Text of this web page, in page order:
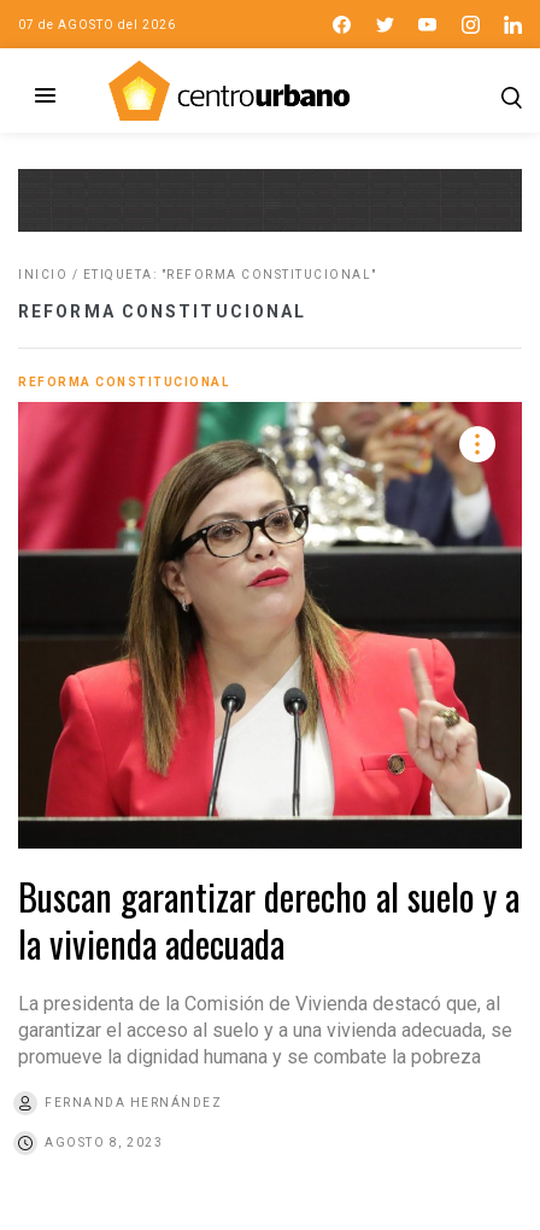
07 de AGOSTO del 2026
INICIO / ETIQUETA: "REFORMA CONSTITUCIONAL"
REFORMA CONSTITUCIONAL
REFORMA CONSTITUCIONAL
Buscan garantizar derecho al suelo y a
la vivienda adecuada
La presidenta de la Comisión de Vivienda destacó que, al
garantizar el acceso al suelo y a una vivienda adecuada, se
promueve la dignidad humana y se combate la pobreza
FERNANDA HERNÁNDEZ
AGOSTO 8, 2023